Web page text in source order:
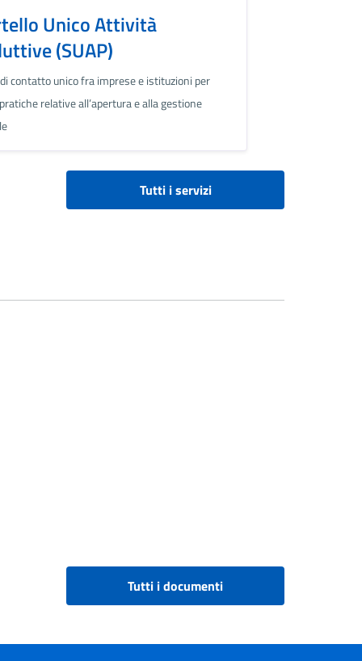
Unico Attività
(SUAP)
contatto unico fra imprese e istituzioni per
relative all’apertura e alla gestione
Tutti i servizi
Tutti i documenti